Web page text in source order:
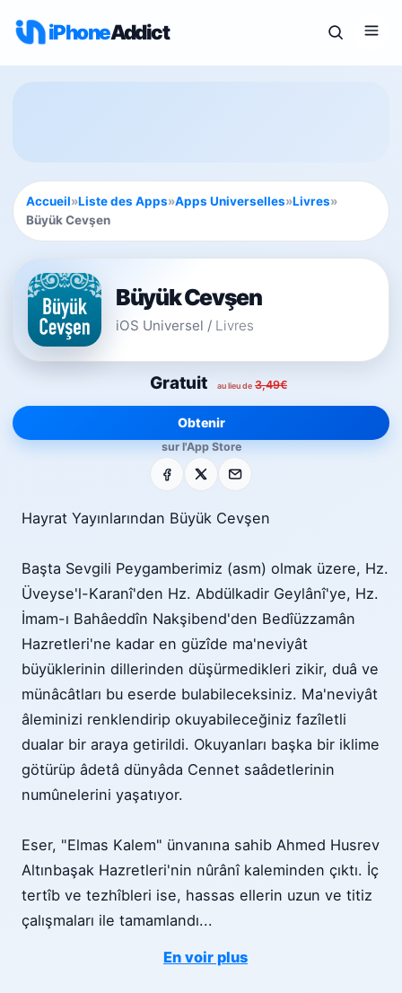
iPhoneAddict
Accueil»Liste des Apps»Apps Universelles»Livres»
Büyük Cevşen
Büyük Cevşen
iOS Universel / Livres
Gratuit au lieu de 3,49€
Obtenir
sur l'App Store
Facebook E-mail
Hayrat Yayınlarından Büyük Cevşen
Başta Sevgili Peygamberimiz (asm) olmak üzere, Hz.
Üveyse'l-Karanî'den Hz. Abdülkadir Geylânî'ye, Hz.
İmam-ı Bahâeddîn Nakşibend'den Bedîüzzamân
Hazretleri'ne kadar en güzîde ma'neviyât
büyüklerinin dillerinden düşürmedikleri zikir, duâ ve
münâcâtları bu eserde bulabileceksiniz. Ma'neviyât
âleminizi renklendirip okuyabileceğiniz fazîletli
dualar bir araya getirildi. Okuyanları başka bir iklime
götürüp âdetâ dünyâda Cennet saâdetlerinin
numûnelerini yaşatıyor.
Eser, "Elmas Kalem" ünvanına sahib Ahmed Husrev
Altınbaşak Hazretleri'nin nûrânî kaleminden çıktı. İç
tertîb ve tezhîbleri ise, hassas ellerin uzun ve titiz
çalışmaları ile tamamlandı...
En voir plus